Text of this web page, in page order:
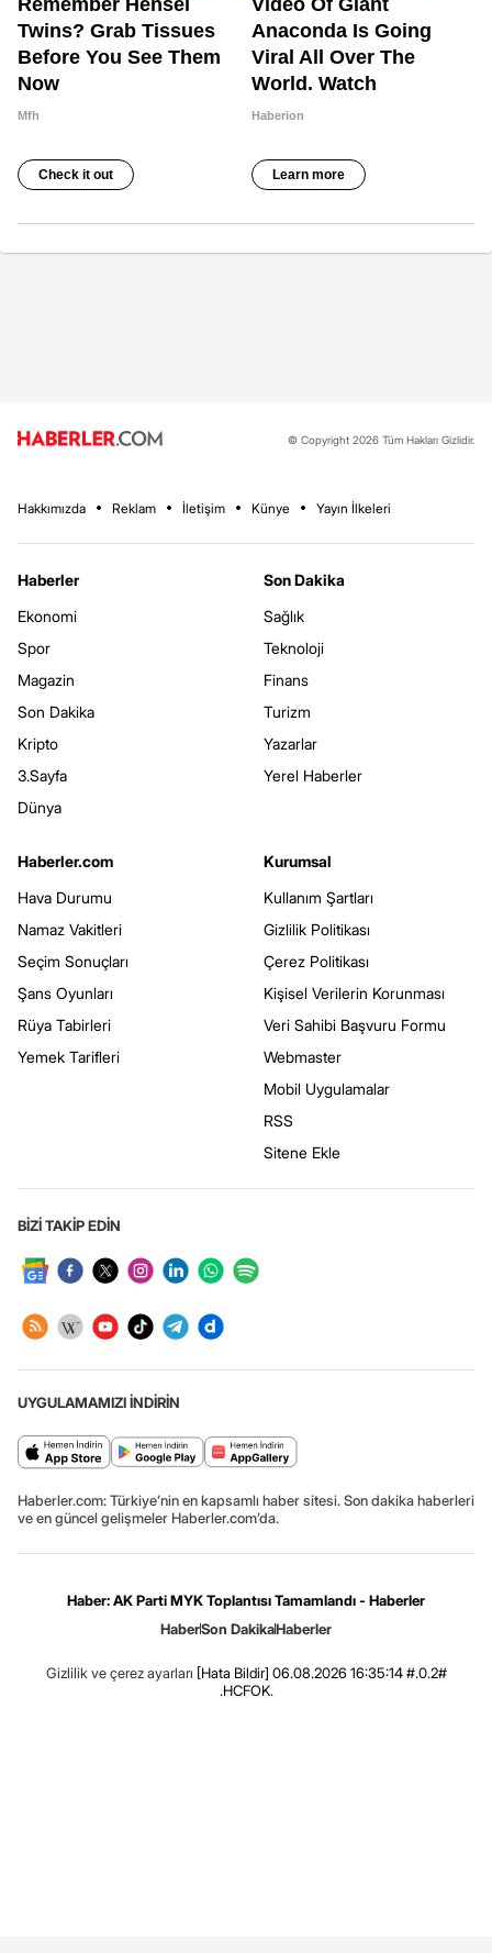
© Copyright 2026 Tüm Hakları Gizlidir.
Hakkımızda Reklam İletişim Künye Yayın İlkeleri
Haberler
Ekonomi
Spor
Magazin
Son Dakika
Kripto
3.Sayfa
Dünya
Son Dakika
Sağlık
Teknoloji
Finans
Turizm
Yazarlar
Yerel Haberler
Haberler.com
Hava Durumu
Namaz Vakitleri
Seçim Sonuçları
Şans Oyunları
Rüya Tabirleri
Yemek Tarifleri
Kurumsal
Kullanım Şartları
Gizlilik Politikası
Çerez Politikası
Kişisel Verilerin Korunması
Veri Sahibi Başvuru Formu
Webmaster
Mobil Uygulamalar
RSS
Sitene Ekle
BİZİ TAKİP EDİN
UYGULAMAMIZI İNDİRİN
Haberler.com: Türkiye’nin en kapsamlı haber sitesi. Son dakika haberleri
ve en güncel gelişmeler Haberler.com’da.
Haber: AK Parti MYK Toplantısı Tamamlandı - Haberler
HaberSon DakikaHaberler
Gizlilik ve çerez ayarları [Hata Bildir] 06.08.2026 16:35:14 #.0.2#
.HCFOK.